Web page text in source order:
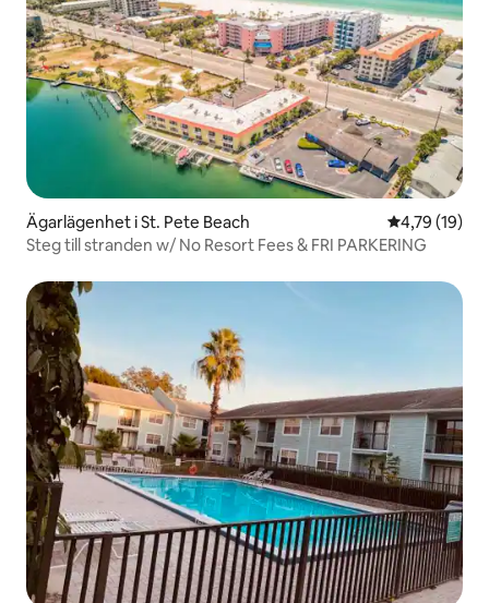
Ägarlägenhet i St. Pete Beach 4,79 av 5 i
4,79 (19)
Steg till stranden w/ No Resort Fees & FRI PARKERING